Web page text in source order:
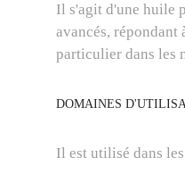
Il s'agit d'une huile
avancés, répondant
particulier dans les
DOMAINES
Il est utilisé dans